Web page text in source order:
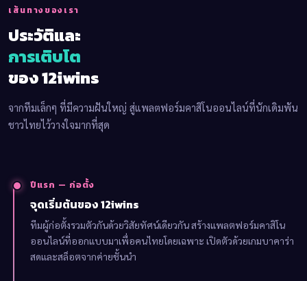
เส้นทางของเรา
ประวัติและ
การเติบโต
ของ 12iwins
จากทีมเล็กๆ ที่มีความฝันใหญ่ สู่แพลตฟอร์มคาสิโนออนไลน์ที่นักเดิมพัน
ชาวไทยไว้วางใจมากที่สุด
ปีแรก — ก่อตั้ง
จุดเริ่มต้นของ 12iwins
ทีมผู้ก่อตั้งรวมตัวกันด้วยวิสัยทัศน์เดียวกัน สร้างแพลตฟอร์มคาสิโน
ออนไลน์ที่ออกแบบมาเพื่อคนไทยโดยเฉพาะ เปิดตัวด้วยเกมบาคาร่า
สดและสล็อตจากค่ายชั้นนำ